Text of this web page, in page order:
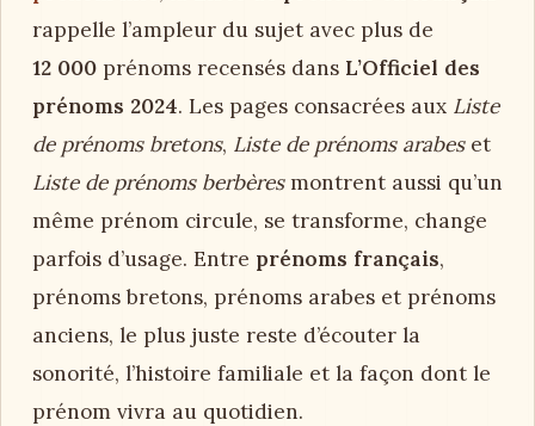
rappelle l’ampleur du sujet avec plus de
12 000 prénoms recensés dans L’Officiel des
prénoms 2024. Les pages consacrées aux Liste
de prénoms bretons, Liste de prénoms arabeset
Liste de prénoms berbèresmontrent aussi qu’un
même prénom circule, se transforme, change
parfois d’usage. Entre prénoms français,
prénoms bretons, prénoms arabes et prénoms
anciens, le plus juste reste d’écouter la
sonorité, l’histoire familiale et la façon dont le
prénom vivra au quotidien.